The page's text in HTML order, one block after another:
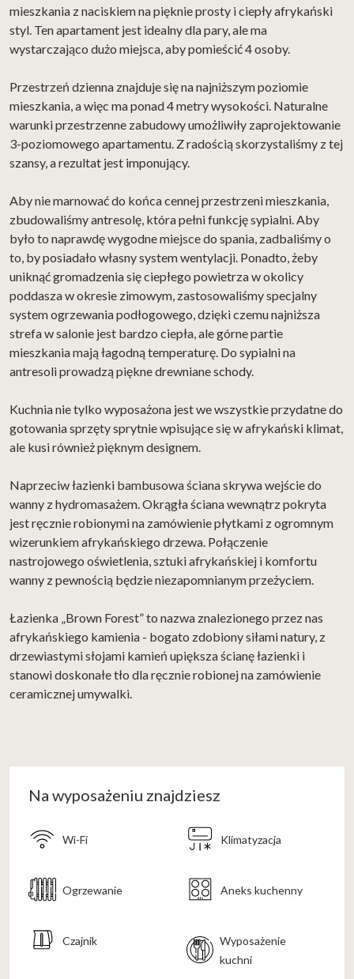
mieszkania z naciskiem na pięknie prosty i ciepły afrykański
styl. Ten apartament jest idealny dla pary, ale ma
wystarczająco dużo miejsca, aby pomieścić 4 osoby.
Przestrzeń dzienna znajduje się na najniższym poziomie
mieszkania, a więc ma ponad 4 metry wysokości. Naturalne
warunki przestrzenne zabudowy umożliwiły zaprojektowanie
3-poziomowego apartamentu. Z radością skorzystaliśmy z tej
szansy, a rezultat jest imponujący.
Aby nie marnować do końca cennej przestrzeni mieszkania,
zbudowaliśmy antresolę, która pełni funkcję sypialni. Aby
było to naprawdę wygodne miejsce do spania, zadbaliśmy o
to, by posiadało własny system wentylacji. Ponadto, żeby
uniknąć gromadzenia się ciepłego powietrza w okolicy
poddasza w okresie zimowym, zastosowaliśmy specjalny
system ogrzewania podłogowego, dzięki czemu najniższa
strefa w salonie jest bardzo ciepła, ale górne partie
mieszkania mają łagodną temperaturę. Do sypialni na
antresoli prowadzą piękne drewniane schody.
Kuchnia nie tylko wyposażona jest we wszystkie przydatne do
gotowania sprzęty sprytnie wpisujące się w afrykański klimat,
ale kusi również pięknym designem.
Naprzeciw łazienki bambusowa ściana skrywa wejście do
wanny z hydromasażem. Okrągła ściana wewnątrz pokryta
jest ręcznie robionymi na zamówienie płytkami z ogromnym
wizerunkiem afrykańskiego drzewa. Połączenie
nastrojowego oświetlenia, sztuki afrykańskiej i komfortu
wanny z pewnością będzie niezapomnianym przeżyciem.
Łazienka „Brown Forest” to nazwa znalezionego przez nas
afrykańskiego kamienia - bogato zdobiony siłami natury, z
drzewiastymi słojami kamień upiększa ścianę łazienki i
stanowi doskonałe tło dla ręcznie robionej na zamówienie
ceramicznej umywalki.
Na wyposażeniu znajdziesz
Wi-Fi Klimatyzacja
Ogrzewanie Aneks kuchenny
Czajnik
Wyposażenie
kuchni